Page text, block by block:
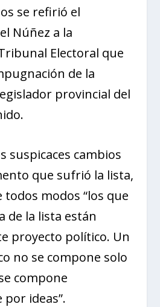
se refirió el
Núñez a la
Electoral que
de la
provincial del
suspicaces cambios
que sufrió la lista,
todos modos “los que
de la lista están
proyecto político. Un
no se compone solo
compone
ideas”.